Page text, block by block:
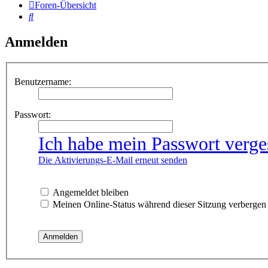
Foren-Übersicht
Suche
Anmelden
Benutzername:
Passwort:
Ich habe mein Passwort
Die Aktivierungs-E-Mail erneut senden
Angemeldet bleiben
Meinen Online-Status während dieser Sitzung verbergen